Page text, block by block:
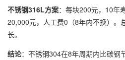
不锈钢316L方案：每块200元，10年
20,000元，人工费0（8年内不换）。
长。
结论：不锈钢304在8年周期内比碳钢